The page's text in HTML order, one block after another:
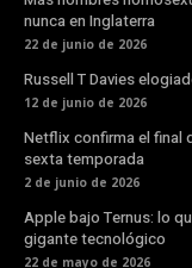
nunca en Inglaterra
22 de junio de 2026
Russell T Davies
12 de junio de 2026
Netflix confirma el final
sexta temporada
2 de junio de 2026
Apple bajo Ternus: lo
gigante tecnológico
22 de mayo de 2026